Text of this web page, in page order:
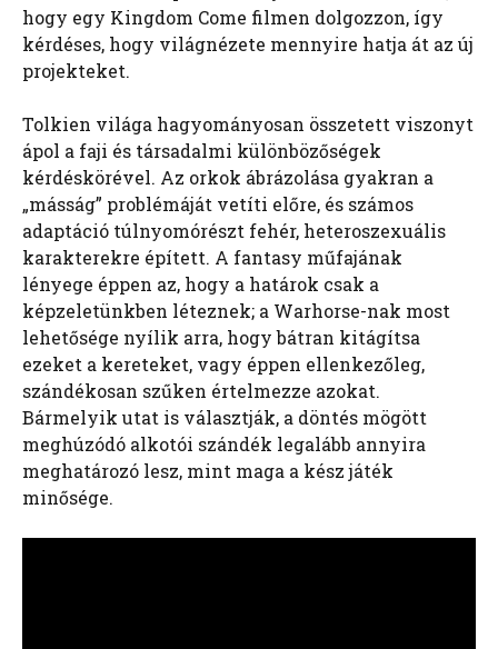
hogy egy Kingdom Come filmen dolgozzon, így
kérdéses, hogy világnézete mennyire hatja át az új
projekteket.
Tolkien világa hagyományosan összetett viszonyt
ápol a faji és társadalmi különbözőségek
kérdéskörével. Az orkok ábrázolása gyakran a
„másság” problémáját vetíti előre, és számos
adaptáció túlnyomórészt fehér, heteroszexuális
karakterekre épített. A fantasy műfajának
lényege éppen az, hogy a határok csak a
képzeletünkben léteznek; a Warhorse-nak most
lehetősége nyílik arra, hogy bátran kitágítsa
ezeket a kereteket, vagy éppen ellenkezőleg,
szándékosan szűken értelmezze azokat.
Bármelyik utat is választják, a döntés mögött
meghúzódó alkotói szándék legalább annyira
meghatározó lesz, mint maga a kész játék
minősége.